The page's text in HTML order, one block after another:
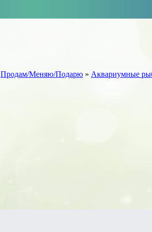
Продам/Меняю/Подарю » Аквариумные